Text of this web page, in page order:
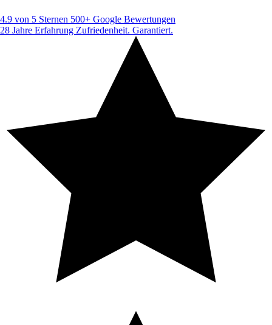
4.9 von 5 Sternen 500+ Google Bewertungen
28 Jahre Erfahrung Zufriedenheit. Garantiert.